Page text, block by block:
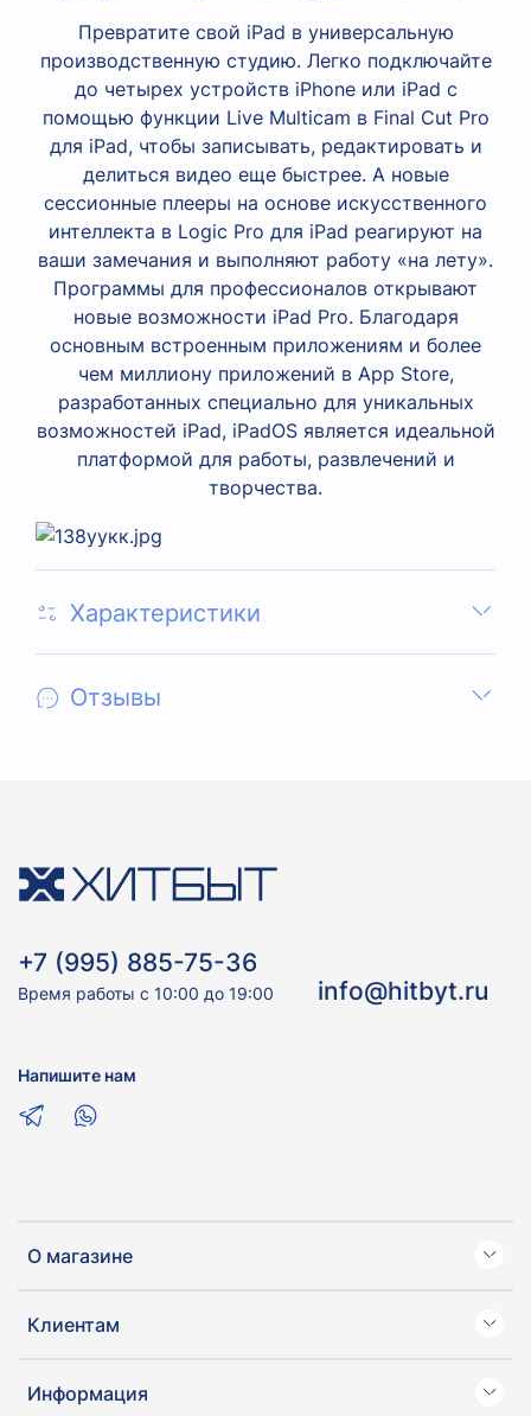
Превратите свой iPad в универсальную
производственную студию. Легко подключайте
до четырех устройств iPhone или iPad с
помощью функции Live Multicam в Final Cut Pro
для iPad, чтобы записывать, редактировать и
делиться видео еще быстрее. А новые
сессионные плееры на основе искусственного
интеллекта в Logic Pro для iPad реагируют на
ваши замечания и выполняют работу «на лету».
Программы для профессионалов открывают
новые возможности iPad Pro. Благодаря
основным встроенным приложениям и более
чем миллиону приложений в App Store,
разработанных специально для уникальных
возможностей iPad, iPadOS является идеальной
платформой для работы, развлечений и
творчества.
Характеристики
Отзывы
О магазине
Клиентам
Информация
+7 (995) 885-75-36
Время работы с 10:00 до 19:00 info@hitbyt.ru
Напишите нам